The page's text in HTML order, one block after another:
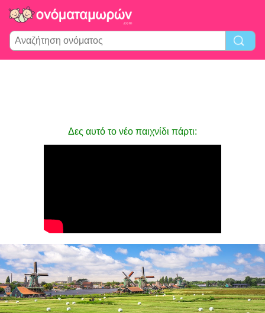
Δες αυτό το νέο παιχνίδι πάρτι: